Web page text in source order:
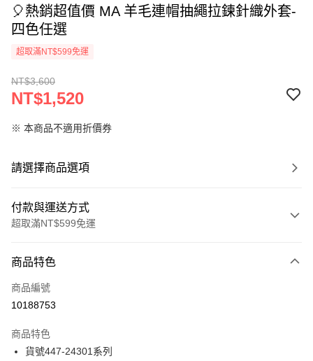
🎈熱銷超值價 MA 羊毛連帽抽繩拉鍊針織外套-
四色任選
超取滿NT$599免運
NT$3,600
NT$1,520
※ 本商品不適用折價券
請選擇商品選項
付款與運送方式
超取滿NT$599免運
信用卡一次付款
信用卡分期付款
合作金庫商業銀行
華南商業銀行
超商取貨付款
商品特色
商品編號
10188753
商品特色
貨號447-24301系列